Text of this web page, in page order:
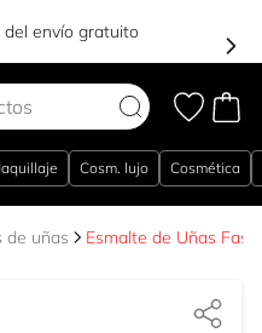
del envío gratuito
Cosm. lujo Cosmética
de uñas Esmalte de Uñas Fast